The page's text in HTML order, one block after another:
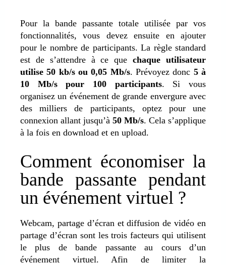
Pour la bande passante totale utilisée par vos
fonctionnalités, vous devez ensuite en ajouter
pour le nombre de participants. La règle standard
est de s’attendre à ce que chaque utilisateur
utilise 50 kb/s ou 0,05 Mb/s. Prévoyez donc 5 à
10 Mb/s pour 100 participants. Si vous
organisez un événement de grande envergure avec
des milliers de participants, optez pour une
connexion allant jusqu’à 50 Mb/s. Cela s’applique
à la fois en download et en upload.
Comment économiser la
bande passante pendant
un événement virtuel ?
Webcam, partage d’écran et diffusion de vidéo en
partage d’écran sont les trois facteurs qui utilisent
le plus de bande passante au cours d’un
événement virtuel. Afin de limiter la